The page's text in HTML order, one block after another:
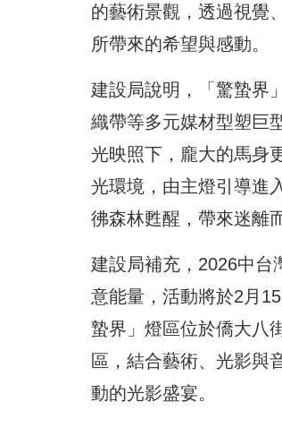
的藝術景觀，透過視覺
所帶來的希望與感動。
建設局說明，「驚蟄界
織帶等多元媒材型塑巨
光映照下，龐大的馬身
光環境，由主燈引導進
彿森林甦醒，帶來迷離
建設局補充，2026中台
意能量，活動將於2月
蟄界」燈區位於僑大八
區，結合藝術、光影與
動的光影盛宴。